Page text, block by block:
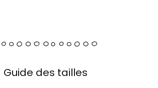
Guide des tailles